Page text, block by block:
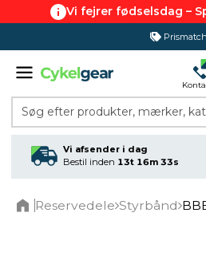
Vi fejrer fødselsdag –
Prismatch
Søg efter produkter, mærker,
Vi afsender i dag
Bestil inden 13t 16m 33s
Reservedele Styrbånd